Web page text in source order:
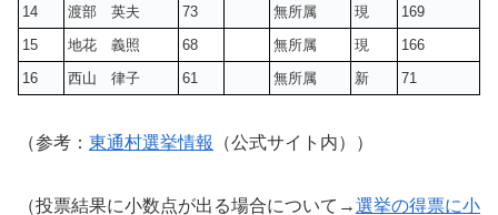
14
渡部 英夫 73 無所属 現
169
15
地花 義照 68 無所属 現
166
16
西山 律子 61 無所属 新 71
（参考： 東通村選挙情報 （公式サイト内））
（投票結果に小数点が出る場合について→選挙の得票に小